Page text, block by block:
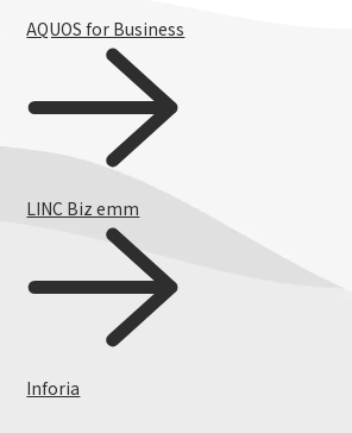
AQUOSをもっと知る
AQUOS for Business
LINC Biz emm
Inforia